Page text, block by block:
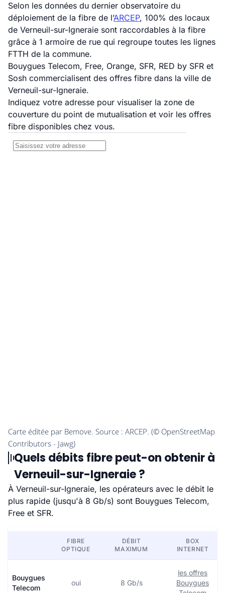
Selon les données du dernier observatoire du
déploiement de la fibre de l’ARCEP, 100% des locaux
de Verneuil-sur-Igneraie sont raccordables à la fibre
grâce à 1 armoire de rue qui regroupe toutes les lignes
FTTH de la commune.
Bouygues Telecom, Free, Orange, SFR, RED by SFR et
Sosh commercialisent des offres fibre dans la ville de
Verneuil-sur-Igneraie.
Indiquez votre adresse pour visualiser la zone de
couverture du point de mutualisation et voir les offres
fibre disponibles chez vous.
Quels débits fibre peut-on obtenir à
Verneuil-sur-Igneraie ?
À Verneuil-sur-Igneraie, les opérateurs avec le débit le
plus rapide (jusqu'à 8 Gb/s) sont Bouygues Telecom,
Free et SFR.
FIBRE
OPTIQUE
DÉBIT
MAXIMUM
BOX
INTERNET
Bouygues
Telecom
oui 8 Gb/s
les offres
Bouygues